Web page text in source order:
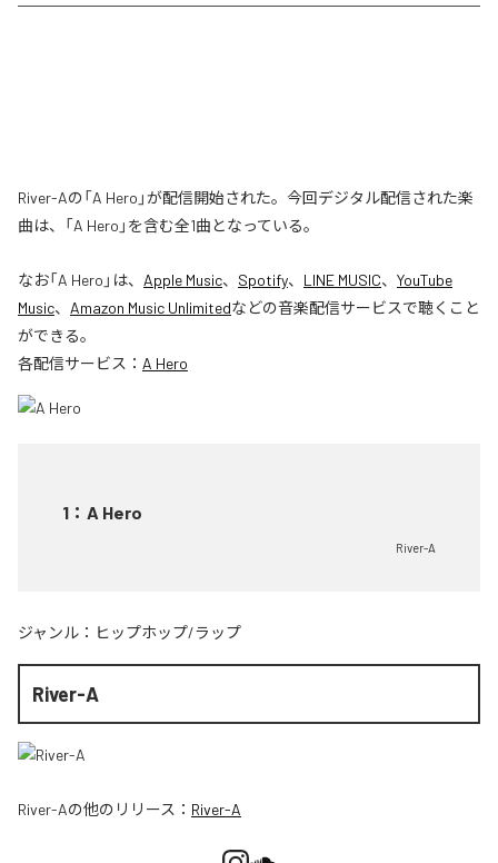
River-Aの「A Hero」が配信開始された。今回デジタル配信された楽
曲は、「A Hero」を含む全1曲となっている。
なお「A Hero 」は、 Apple Music、 Spotify、 LINE MUSIC、 YouTube
Music、 Amazon Music Unlimitedなどの音楽配信サービスで聴くこと
ができる。
各配信サービス： A Hero
1 ： A Hero
River-A
ジャンル： ヒップホップ/ラップ
River-A
River-Aの他のリリース： River-A